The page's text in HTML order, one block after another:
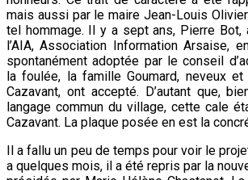
mais aussi par le maire Jean-Louis
tel hommage. Il y a sept ans, Pierre Bot,
l’AIA, Association Information Arsaise,
spontanément adoptée par le conseil
la foulée, la famille Goumard, neveux
Cazavant, ont accepté. D’autant que,
langage commun du village, cette cale
Cazavant. La plaque posée en est la
Il a fallu un peu de temps pour voir le
a quelques mois, il a été repris par la